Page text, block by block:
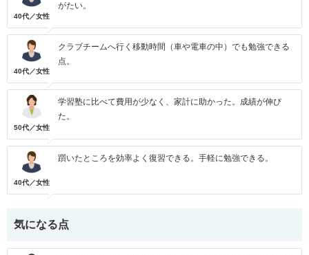
40代／女性
がたい。
40代／女性
クラブチームへ行く移動時間（車や電車の中）でも勉強できる
点。
50代／女性
学習塾に比べて費用が少なく、家計に助かった。成績が伸び
た。
40代／女性
躓いたところを効率よく復習できる。手軽に勉強できる。
気になる点